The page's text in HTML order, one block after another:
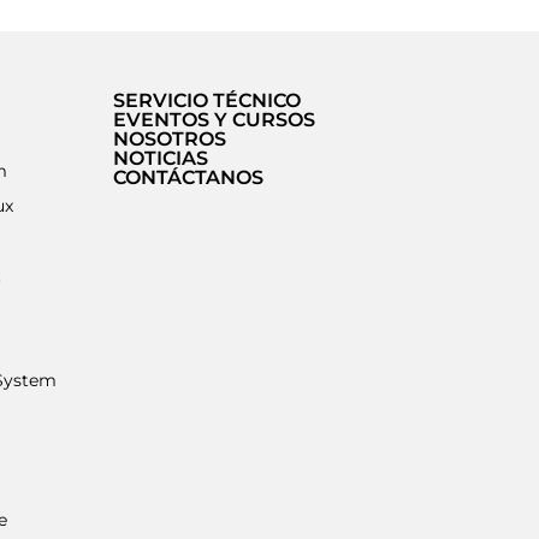
SERVICIO TÉCNICO
EVENTOS Y CURSOS
NOSOTROS
NOTICIAS
CONTÁCTANOS